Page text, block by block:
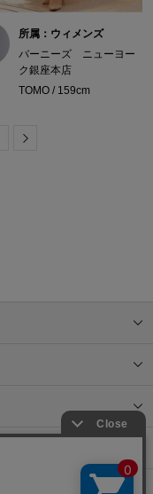
所属：ウィメンズ
バーニーズ ニューヨー
ク銀座本店
TOMO / 159cm
Next